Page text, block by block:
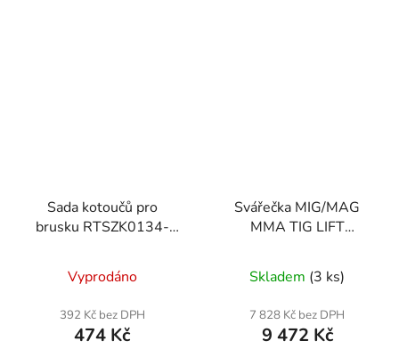
Sada kotoučů pro
brusku RTSZK0134-
Vyprodáno
392 Kč bez DPH
474 Kč
Svářečka MIG/MAG
MMA TIG LIFT
220A
Skladem (3 ks)
7 828 Kč bez DPH
9 472 Kč